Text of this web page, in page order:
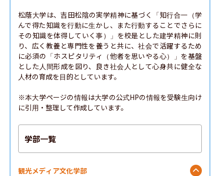
松蔭大学は、吉田松陰の実学精神に基づく「知行合一（学
んで得た知識を行動に生かし、また行動することでさらに
その知識を体得していく事）」を校是とした建学精神に則
り、広く教養と専門性を養うと共に、社会で活躍するため
に必須の「ホスピタリティ（他者を思いやる心）」を基盤
とした人間形成を図り、良き社会人として心身共に健全な
人材の育成を目的としています。
※本大学ページの情報は大学の公式HPの情報を受験生向け
に引用・整理して作成しています。
学部一覧
観光メディア文化学部